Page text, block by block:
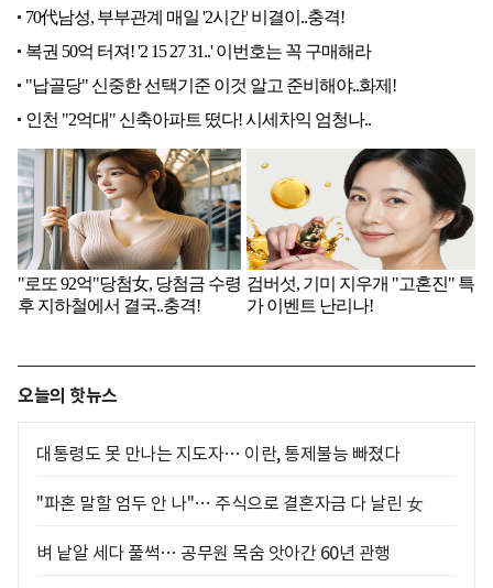
오늘의 핫뉴스
대통령도 못 만나는 지도자… 이란, 통제불능 빠졌다
"파혼 말할 엄두 안 나"… 주식으로 결혼자금 다 날린 女
벼 낱알 세다 풀썩… 공무원 목숨 앗아간 60년 관행